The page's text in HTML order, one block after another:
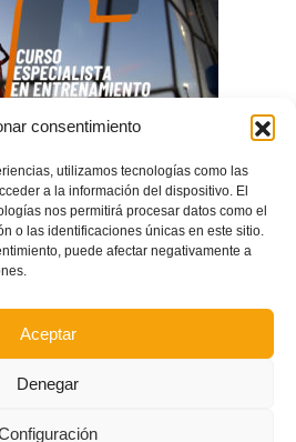
consentimiento
utilizamos tecnologías como las
a la información del dispositivo. El
nos permitirá procesar datos como el
o las identificaciones únicas en este sitio.
puede afectar negativamente a
Aceptar
Denegar
entrenamiento de porteros Nacional C de